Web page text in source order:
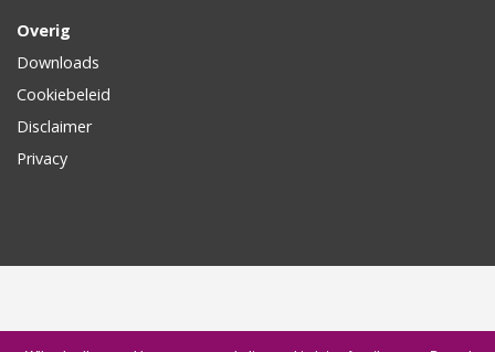
Overig
Downloads
Cookiebeleid
Disclaimer
Privacy